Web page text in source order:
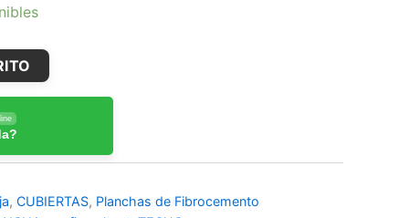
, CUBIERTAS, Planchas de Fibrocemento